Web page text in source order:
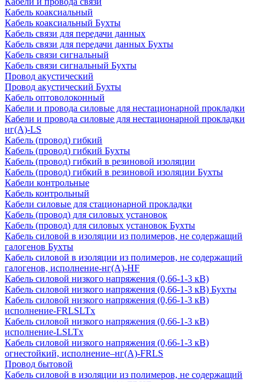
Кабель коаксиальный
Кабель коаксиальный Бухты
Кабель связи для передачи данных
Кабель связи для передачи данных Бухты
Кабель связи сигнальный
Кабель связи сигнальный Бухты
Провод акустический
Провод акустический Бухты
Кабель оптоволоконный
Кабели и провода силовые для нестационарной прокладки
Кабели и провода силовые для нестационарной прокладки
нг(А)-LS
Кабель (провод) гибкий
Кабель (провод) гибкий Бухты
Кабель (провод) гибкий в резиновой изоляции
Кабель (провод) гибкий в резиновой изоляции Бухты
Кабели контрольные
Кабель контрольный
Кабели силовые для стационарной прокладки
Кабель (провод) для силовых установок
Кабель (провод) для силовых установок Бухты
Кабель силовой в изоляции из полимеров, не содержащий
галогенов Бухты
Кабель силовой в изоляции из полимеров, не содержащий
галогенов, исполнение-нг(А)-HF
Кабель силовой низкого напряжения (0,66-1-3 кВ)
Кабель силовой низкого напряжения (0,66-1-3 кВ) Бухты
Кабель силовой низкого напряжения (0,66-1-3 кВ)
исполнение-FRLSLTx
Кабель силовой низкого напряжения (0,66-1-3 кВ)
исполнение-LSLTx
Кабель силовой низкого напряжения (0,66-1-3 кВ)
огнестойкий, исполнение–нг(А)-FRLS
Провод бытовой
Кабель силовой в изоляции из полимеров, не содержащий